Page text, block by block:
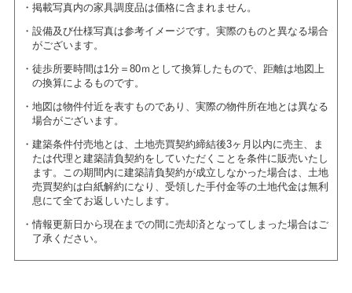
掲載写真内の家具調度品は価格に含まれません。
設備及び仕様写真は参考イメージです。実際のものと異なる場合
がございます。
徒歩所要時間は1分＝80ｍとして換算したもので、距離は地図上
の換算によるものです。
地図は物件付近を表すものであり、実際の物件所在地とは異なる
場合がございます。
建築条件付売地とは、土地売買契約締結後3ヶ月以内に売主、ま
たは代理と建築請負契約をしていただくことを条件に販売いたし
ます。この期間内に建築請負契約が成立しなかった場合は、土地
売買契約は白紙解約になり、受領した手付金等の土地代金は無利
息にて全てお返しいたします。
情報更新日から現在までの間に売却済となってしまった場合はご
了承ください。